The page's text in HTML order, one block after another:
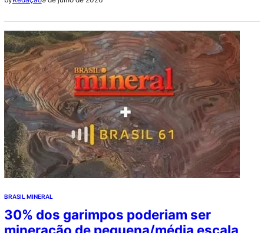
BRASIL MINERAL
30% dos garimpos poderiam ser